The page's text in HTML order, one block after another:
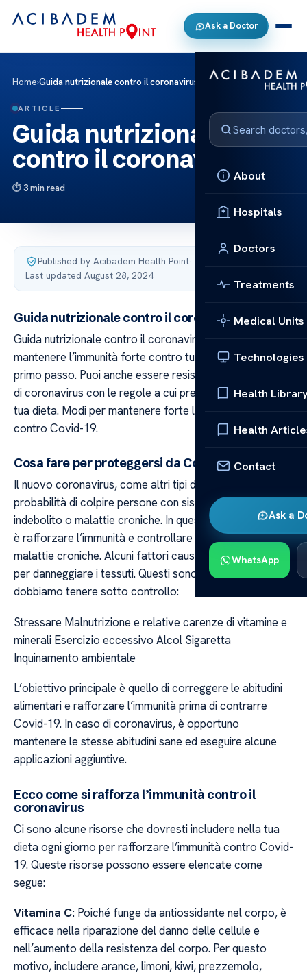
Ask a Doctor
About
Hospitals
Doctors
Treatments
Medical Units
Technologies
Health
Health
Contact
Ask a
WhatsApp
Home›Guida nutrizionale contro il coronavirus
ARTICLE
Guida nutrizionale
contro il coronavirus
3 min read
Published by Acibadem Health Point·
Last updated August 28, 2024
Guida nutrizionale contro il coronavirus
Guida nutrizionale contro il coronavirus Infatti,
mantenere l’immunità forte contro tutte le infezioni è il
primo passo. Puoi anche essere resistente al nuovo tipo
di coronavirus con le regole a cui presti attenzione nella
tua dieta. Modi per mantenere forte la tua immunità
contro Covid-19.
Cosa fare per proteggersi da Covid-19?
Il nuovo coronavirus, come altri tipi di virus, ha maggiori
probabilità di colpire persone con sistema immunitario
indebolito o malattie croniche. In questo caso, la priorità
è rafforzare l’immunità e controllare gli effetti delle
malattie croniche. Alcuni fattori causano radicali liberi
per danneggiare i tessuti. Questi sono i fattori i cui effetti
dobbiamo tenere sotto controllo:
Stressare Malnutrizione e relative carenze di vitamine e
minerali Esercizio eccessivo Alcol Sigaretta
Inquinamento ambientale
L’obiettivo principale è quello di correggere le abitudini
alimentari e rafforzare l’immunità prima di contrarre
Covid-19. In caso di coronavirus, è opportuno
mantenere le stesse abitudini sane ed eseguire alcune
applicazioni aggiuntive.
Ecco come si rafforza l’immunità contro il
coronavirus
Ci sono alcune risorse che dovresti includere nella tua
dieta ogni giorno per rafforzare l’immunità contro Covid-
19. Queste risorse possono essere elencate come
segue:
Vitamina C: Poiché funge da antiossidante nel corpo, è
efficace nella riparazione del danno delle cellule e
nell’aumento della resistenza del corpo. Per questo
motivo, includere arance, limoni, kiwi, prezzemolo,